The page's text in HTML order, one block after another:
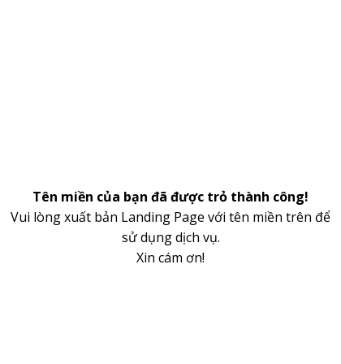
Tên miền của bạn đã được trỏ thành công!
Vui lòng xuất bản Landing Page với tên miền trên để
sử dụng dịch vụ.
Xin cám ơn!